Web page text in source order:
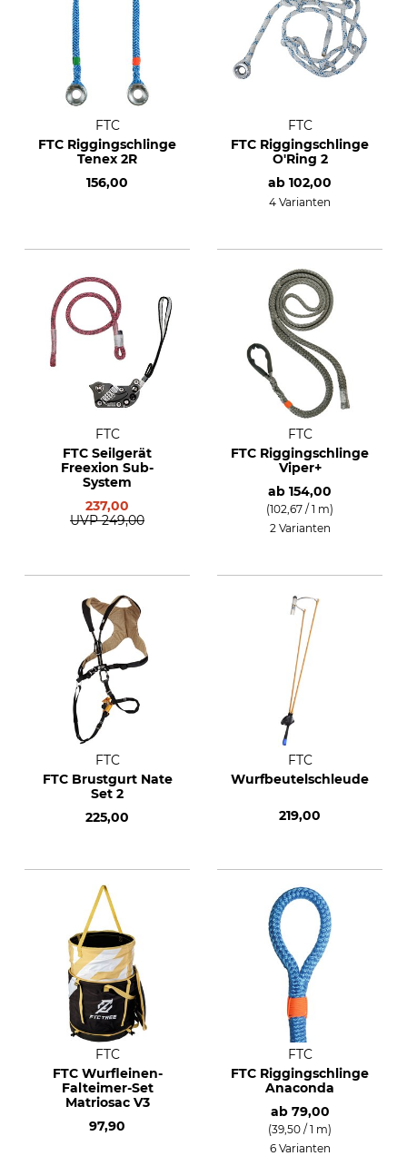
FTC
FTC Riggingschlinge
Tenex 2R
156,00
FTC
FTC Riggingschlinge
O'Ring 2
ab 102,00
4 Varianten
FTC
FTC Seilgerät
Freexion Sub-
System
237,00
UVP 249,00
FTC
FTC Riggingschlinge
Viper+
ab 154,00
(102,67 / 1 m)
2 Varianten
FTC
FTC Brustgurt Nate
Set 2
225,00
FTC
Wurfbeutelschleuder
219,00
FTC
FTC Wurfleinen-
Falteimer-Set
Matriosac V3
97,90
FTC
FTC Riggingschlinge
Anaconda
ab 79,00
(39,50 / 1 m)
6 Varianten